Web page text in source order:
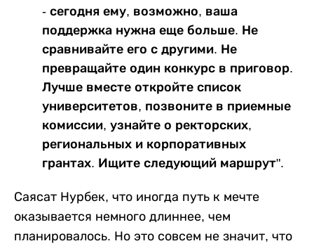
- сегодня ему, возможно, ваша
поддержка нужна еще больше. Не
сравнивайте его с другими. Не
превращайте один конкурс в приговор.
Лучше вместе откройте список
университетов, позвоните в приемные
комиссии, узнайте о ректорских,
региональных и корпоративных
грантах. Ищите следующий маршрут".
Саясат Нурбек, что иногда путь к мечте
оказывается немного длиннее, чем
планировалось. Но это совсем не значит, что